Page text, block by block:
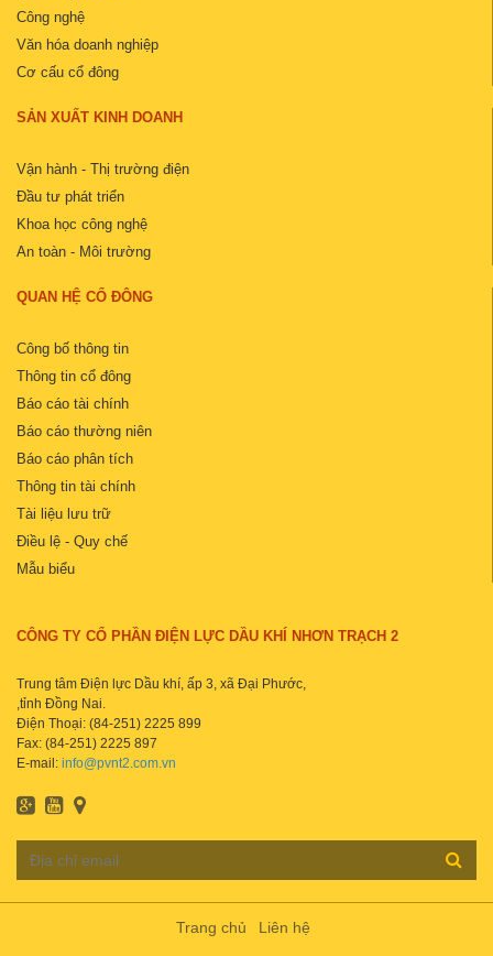
Công nghệ
Văn hóa doanh nghiệp
Cơ cấu cổ đông
SẢN XUẤT KINH DOANH
Vận hành - Thị trường điện
Đầu tư phát triển
Khoa học công nghệ
An toàn - Môi trường
QUAN HỆ CỔ ĐÔNG
Công bố thông tin
Thông tin cổ đông
Báo cáo tài chính
Báo cáo thường niên
Báo cáo phân tích
Thông tin tài chính
Tài liệu lưu trữ
Điều lệ - Quy chế
Mẫu biểu
CÔNG TY CỔ PHẦN ĐIỆN LỰC DẦU KHÍ NHƠN TRẠCH 2
Trung tâm Điện lực Dầu khí, ấp 3, xã Đại Phước,
,tỉnh Đồng Nai.
Điện Thoại: (84-251) 2225 899
Fax: (84-251) 2225 897
E-mail: info@pvnt2.com.vn
Trang chủ Liên hệ